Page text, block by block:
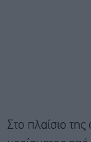
Στο πλαίσιο